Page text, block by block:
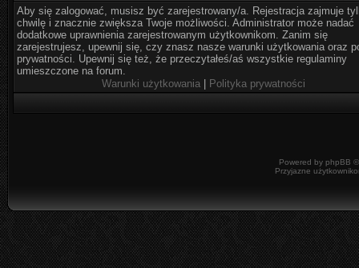
Aby się zalogować, musisz być zarejestrowany/a. Rejestracja zajmuje
chwilę i znacznie zwiększa Twoje możliwości. Administrator może nadać
dodatkowe uprawnienia zarejestrowanym użytkownikom. Zanim się
zarejestrujesz, upewnij się, czy znasz nasze warunki użytkowania oraz
prywatności. Upewnij się też, że przeczytałeś/aś wszystkie regulaminy
umieszczone na forum.
Warunki użytkowania| Polityka prywatności
Powered by phpBB
Przyjazne